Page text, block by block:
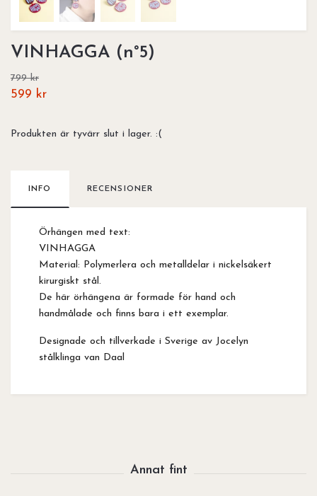
VINHAGGA (n°5)
799 kr
599 kr
Produkten är tyvärr slut i lager. :(
INFO RECENSIONER
Örhängen med text:
VINHAGGA
Material: Polymerlera och metalldelar i nickelsäkert
kirurgiskt stål.
De här örhängena är formade för hand och
handmålade och finns bara i ett exemplar.
Designade och tillverkade i Sverige av Jocelyn
stålklinga van Daal